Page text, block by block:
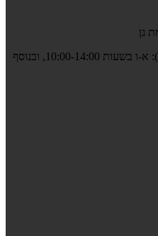
): א-ו בשעות 10:00-14:00, ובנוסף